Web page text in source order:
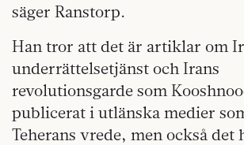
säger Ranstorp.
Han tror att det är artiklar om
underrättelsetjänst och Irans
revolutionsgarde som
publicerat i utlänska medier
Teherans vrede, men också det